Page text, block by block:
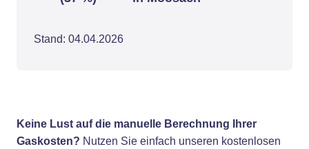
Stand: 04.04.2026
Keine Lust auf die manuelle Berechnung Ihrer
Gaskosten? Nutzen Sie einfach unseren kostenlosen